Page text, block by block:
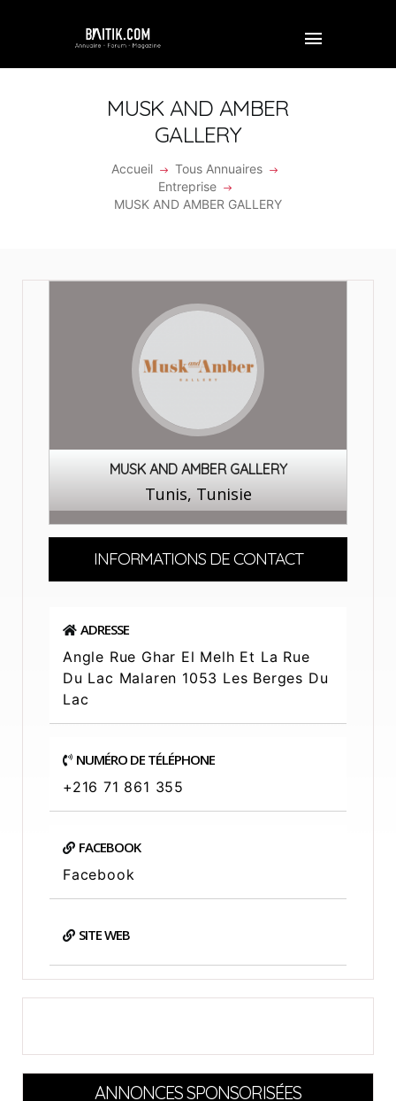
MUSK AND AMBER
GALLERY
Accueil
Tous Annuaires
Entreprise
MUSK AND AMBER GALLERY
PROFESSIONNEL
REJOINDRE BAITIK
CONTACT
MUSK AND AMBER GALLERY
Tunis, Tunisie
INFORMATIONS DE CONTACT
ADRESSE
Angle Rue Ghar El Melh Et La Rue
Du Lac Malaren 1053 Les Berges Du
Lac
NUMÉRO DE TÉLÉPHONE
+216 71 861 355
FACEBOOK
Facebook
SITE WEB
ANNONCES SPONSORISÉES